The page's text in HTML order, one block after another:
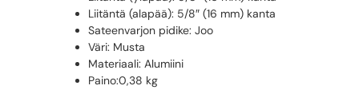
Liitäntä (alapää): 5/8″ (16 mm) kanta
Sateenvarjon pidike: Joo
Väri: Musta
Materiaali: Alumiini
Paino:0,38 kg